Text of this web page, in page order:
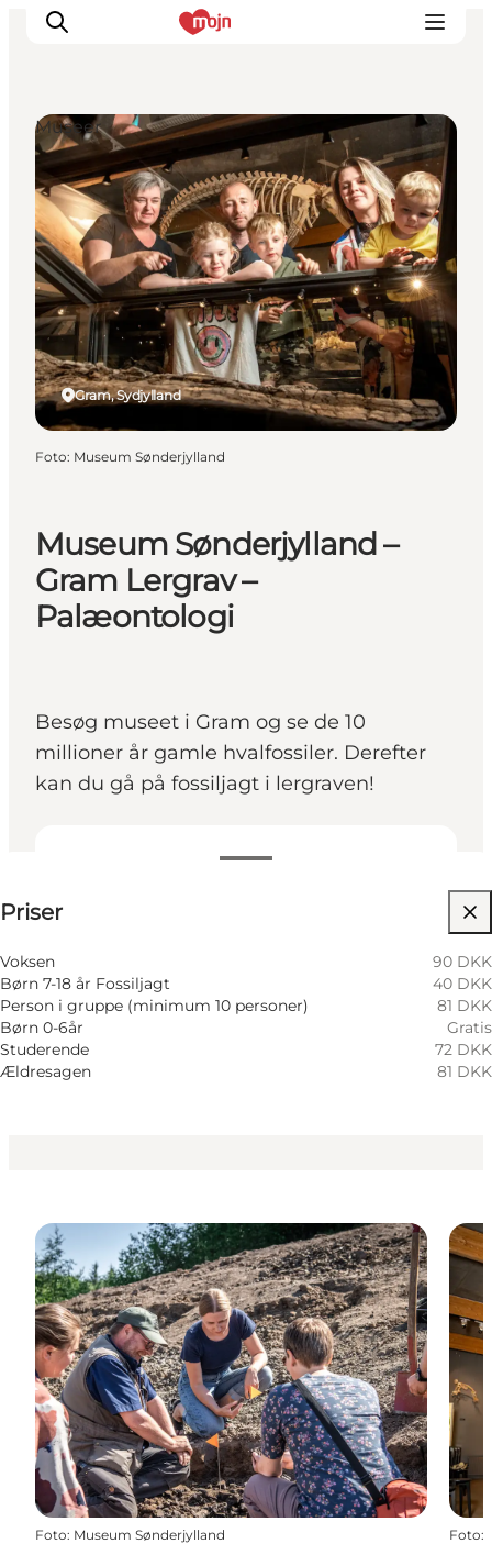
Oplevelser
Byer & Steder
Det sker
Overnatning
Planlæg din ferie
Booking
Museum Sønderjylland –
Gram Lergrav –
Palæontologi
Besøg museet i Gram og se de 10
millioner år gamle hvalfossiler. Derefter
kan du gå på fossiljagt i lergraven!
Priser
Voksen
90 DKK
Børn 7-18 år Fossiljagt
40 DKK
Person i gruppe (minimum 10 personer)
81 DKK
Børn 0-6år
Gratis
Studerende
72 DKK
Ældresagen
81 DKK
Mig selv, Min partner, Venner, Børn
Gram, Sydjylland
Museer
Foto: Museum Sønderjylland
Foto: Museum Sønderjylland Foto: